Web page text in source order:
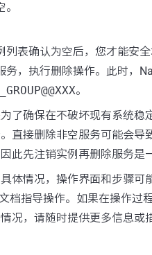
列表确认为空后，您才能安
务，执行删除操作。此时，
。
了确保在不破坏现有系统稳
直接删除非空服务可能会导
此先注销实例再删除服务是
体情况，操作界面和步骤可
档指导操作。如果在操作过
况，请随时提供更多信息或